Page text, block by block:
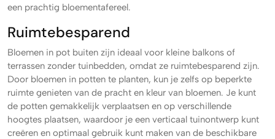
een prachtig bloementafereel.
Ruimtebesparend
Bloemen in pot buiten zijn ideaal voor kleine balkons of
terrassen zonder tuinbedden, omdat ze ruimtebesparend zijn.
Door bloemen in potten te planten, kun je zelfs op beperkte
ruimte genieten van de pracht en kleur van bloemen. Je kunt
de potten gemakkelijk verplaatsen en op verschillende
hoogtes plaatsen, waardoor je een verticaal tuinontwerp kunt
creëren en optimaal gebruik kunt maken van de beschikbare